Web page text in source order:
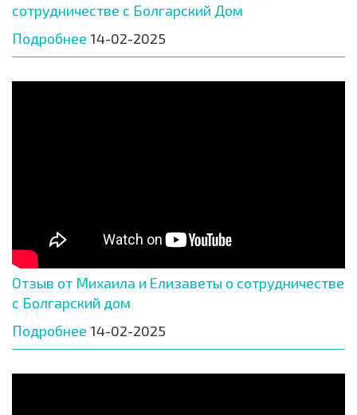
сотрудничестве с Болгарский Дом
Подробнее 14-02-2025
Отзыв от Михаила и Елизаветы о сотрудничестве
с Болгарский дом
Подробнее 14-02-2025